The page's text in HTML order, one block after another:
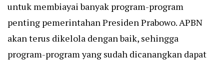
untuk membiayai banyak program-program
penting pemerintahan Presiden Prabowo. APBN
akan terus dikelola dengan baik, sehingga
program-program yang sudah dicanangkan dapat